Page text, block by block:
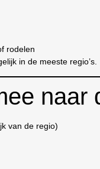
rodelen
in de meeste regio’s.
naar
van de regio)